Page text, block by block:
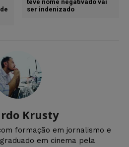
teve nome negativado vai
ser indenizado
Krusty
formação em jornalismo e
em cinema pela